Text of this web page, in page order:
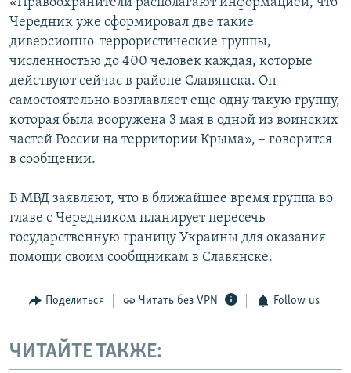
Чередник уже сформировал две такие
диверсионно-террористические группы,
численностью до 400 человек каждая, которые
действуют сейчас в районе Славянска. Он
самостоятельно возглавляет еще одну такую группу,
которая была вооружена 3 мая в одной из воинских
частей России на территории Крыма», – говорится
в сообщении.
В МВД заявляют, что в ближайшее время группа во
главе с Чередником планирует пересечь
государственную границу Украины для оказания
помощи своим сообщникам в Славянске.
Поделиться Читать без VPN Follow us
ЧИТАЙТЕ ТАКЖЕ: